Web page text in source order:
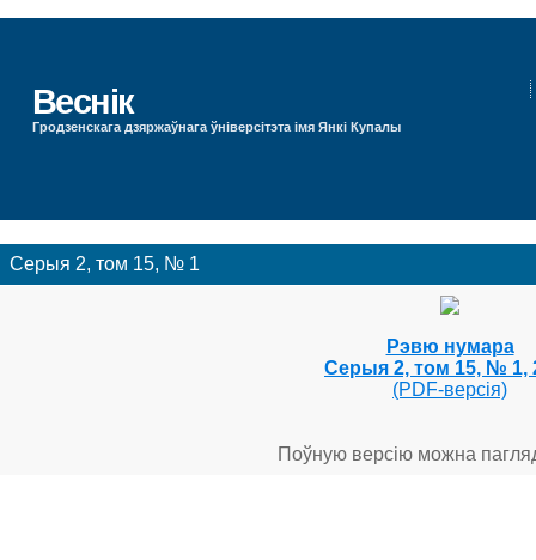
Веснік
Гродзенскага дзяржаўнага ўніверсітэта імя Янкі Купалы
Серыя 2, том 15, № 1
Рэвю нумара
Серыя 2, том 15, № 1,
(PDF-версія)
Поўную версію можна